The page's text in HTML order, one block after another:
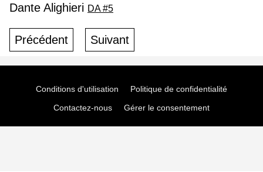
Dante Alighieri DA #5
Précédent Suivant
Conditions d'utilisation
Politique de confidentialité
Contactez-nous
Gérer le consentement